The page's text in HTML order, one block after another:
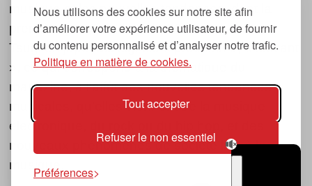
Nous utilisons des cookies sur notre site afin
d’améliorer votre expérience utilisateur, de fournir
du contenu personnalisé et d’analyser notre trafic.
Politique en matière de cookies.
Tout accepter
Refuser le non essentiel
Préférences
musique et les nouvelles tendances, dont la
première parution date de 2007.
Tsugi en japonais signifie « prochain », « suivant
», ce qui correspond à la thématique du
magazine, à l’affût des nouvelles tendances
musicales, qu’elles viennent de la musique
électronique, du rock ou du hip hop, et des
nouveaux phénomènes de société liés à la
musique.